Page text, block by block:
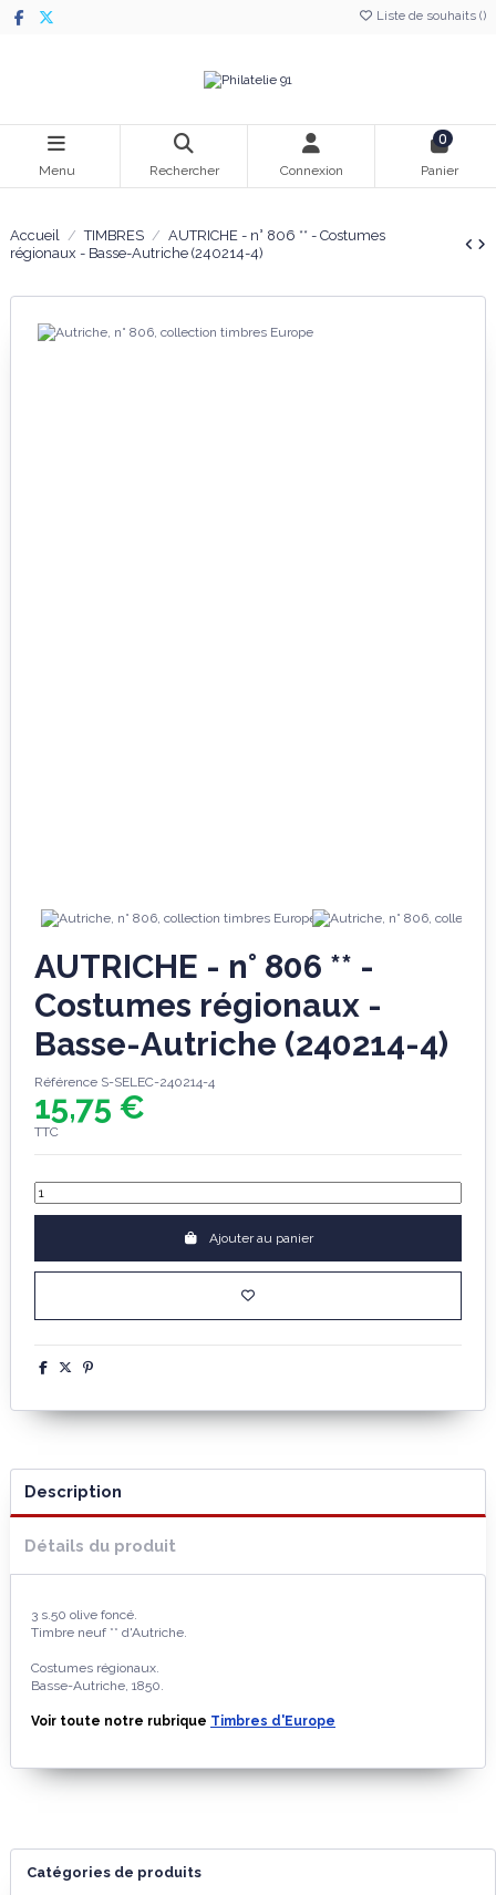
Liste de souhaits ()
Menu Rechercher Connexion
0
Panier
Accueil TIMBRES
AUTRICHE - n° 806 ** - Costumes
régionaux - Basse-Autriche (240214-4)
AUTRICHE - n° 806 ** -
Costumes régionaux -
Basse-Autriche (240214-4)
Référence S-SELEC-240214-4
15,75 €
TTC
Ajouter au panier
Description
Détails du produit
3 s.50 olive foncé.
Timbre neuf ** d'Autriche.
Costumes régionaux.
Basse-Autriche, 1850.
Voir toute notre rubrique Timbres d'Europe
Catégories de produits